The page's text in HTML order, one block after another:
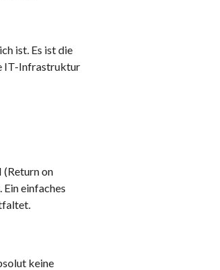
ist. Es ist die
IT-Infrastruktur
(Return on
einfaches
keine